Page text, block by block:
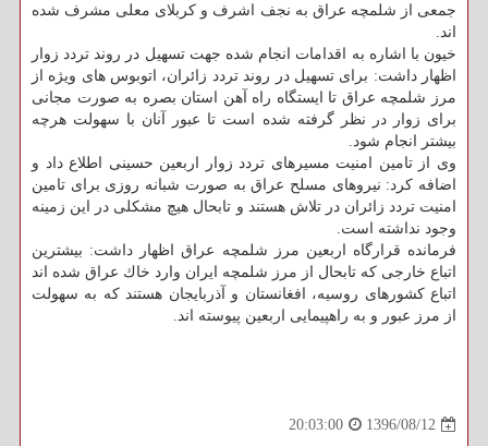
جمعی از شلمچه عراق به نجف اشرف و كربلای معلی مشرف شده
اند.
خیون با اشاره به اقدامات انجام شده جهت تسهیل در روند تردد زوار
اظهار داشت: برای تسهیل در روند تردد زائران، اتوبوس های ویژه از
مرز شلمچه عراق تا ایستگاه راه آهن استان بصره به صورت مجانی
برای زوار در نظر گرفته شده است تا عبور آنان با سهولت هرچه
بیشتر انجام شود.
وی از تامین امنیت مسیرهای تردد زوار اربعین حسینی اطلاع داد و
اضافه كرد: نیروهای مسلح عراق به صورت شبانه روزی برای تامین
امنیت تردد زائران در تلاش هستند و تابحال هیچ مشكلی در این زمینه
وجود نداشته است.
فرمانده قرارگاه اربعین مرز شلمچه عراق اظهار داشت: بیشترین
اتباع خارجی كه تابحال از مرز شلمچه ایران وارد خاك عراق شده اند
اتباع كشورهای روسیه، افغانستان و آذربایجان هستند كه به سهولت
از مرز عبور و به راهپیمایی اربعین پیوسته اند.
1396/08/12
20:03:00